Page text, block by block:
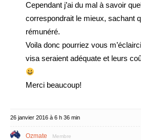
Cependant j’ai du mal à savoir
correspondrait le mieux, sachant
rémunéré.
Voila donc pourriez vous
visa seraient adéquate et leurs
Merci beaucoup!
26 janvier 2016 à 6 h 36 min
Ozmate Membre